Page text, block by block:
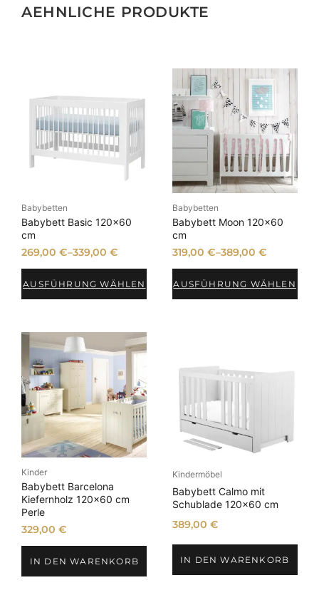
AEHNLICHE PRODUKTE
Babybetten
Babybett Basic 120×60
cm
269,00€–339,00€
AUSFÜHRUNG WÄHLEN
Babybetten
Babybett Moon 120×60
cm
319,00 €–389,00 €
AUSFÜHRUNG WÄHLEN
Kinder
Babybett Barcelona
Kiefernholz 120×60 cm
Perle
329,00€
IN DEN WARENKORB
Kindermöbel
Babybett Calmo mit
Schublade 120×60 cm
389,00 €
IN DEN WARENKORB